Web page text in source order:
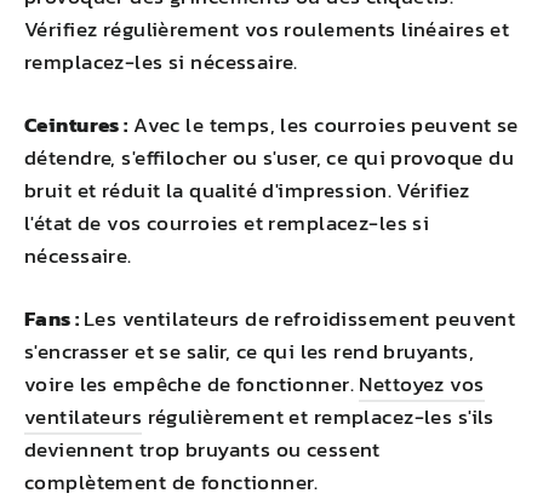
Vérifiez régulièrement vos roulements linéaires et
remplacez-les si nécessaire.
Ceintures : Avec le temps, les courroies peuvent se
détendre, s'effilocher ou s'user, ce qui provoque du
bruit et réduit la qualité d'impression. Vérifiez
l'état de vos courroies et remplacez-les si
nécessaire.
Fans :Les ventilateurs de refroidissement peuvent
s'encrasser et se salir, ce qui les rend bruyants,
voire les empêche de fonctionner.Nettoyez vos
ventilateurs régulièrement et remplacez-les s'ils
deviennent trop bruyants ou cessent
complètement de fonctionner.